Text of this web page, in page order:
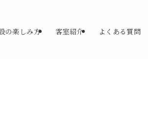
の楽しみ方 客室紹介 よくある質問